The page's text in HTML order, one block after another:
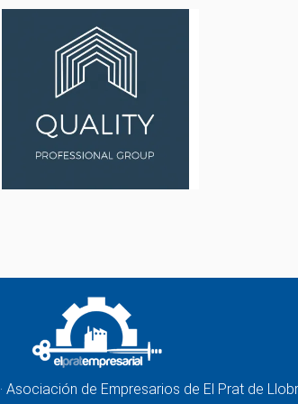
· Asociación de Empresarios de El Prat de